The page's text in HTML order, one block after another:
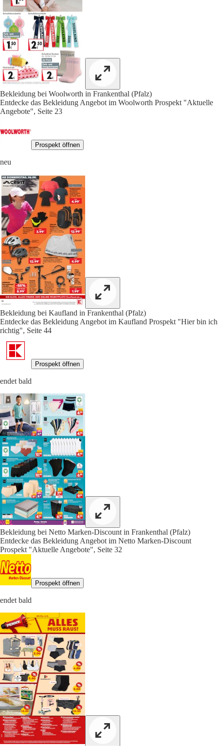
Bekleidung bei Woolworth in Frankenthal (Pfalz)
Entdecke das Bekleidung Angebot im Woolworth Prospekt "Aktuelle
Angebote", Seite 23
Prospekt öffnen
neu
Bekleidung bei Kaufland in Frankenthal (Pfalz)
Entdecke das Bekleidung Angebot im Kaufland Prospekt "Hier bin ich
richtig", Seite 44
Prospekt öffnen
endet bald
Bekleidung bei Netto Marken-Discount in Frankenthal (Pfalz)
Entdecke das Bekleidung Angebot im Netto Marken-Discount
Prospekt "Aktuelle Angebote", Seite 32
Prospekt öffnen
endet bald